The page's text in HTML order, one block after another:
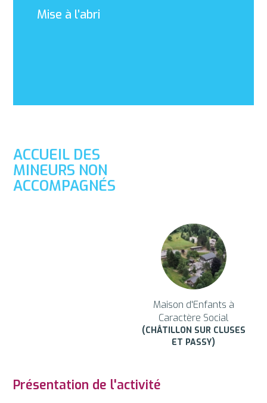
Mise à l’abri
ACCUEIL DES
MINEURS NON
ACCOMPAGNÉS
Maison d'Enfants à
Caractère Social
(CHÂTILLON SUR CLUSES
ET PASSY)
Présentation de l'activité